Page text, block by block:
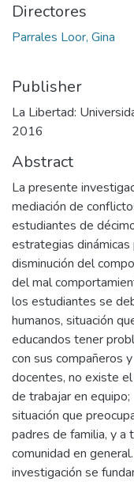
Directores
Parrales Loor, Gina
Publisher
La Libertad:
2016
Abstract
La presente
mediación de
estudiantes de
estrategias dinámicas
disminución del
del mal
los estudiantes se
humanos, situación
educandos tener
con sus compañeros y
docentes, no existe
de trabajar en equipo;
situación que
padres de familia, y a
comunidad en
investigación se